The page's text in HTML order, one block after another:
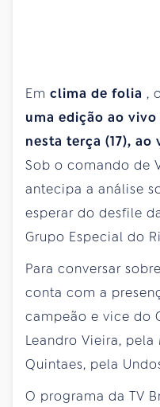
Em clima de folia ,
uma edição ao
nesta terça (17), ao
Sob o comando de
antecipa a análise
esperar do desfile
Grupo Especial do
Para conversar
conta com a
campeão e vice do
Leandro Vieira, pela
Quintaes, pela
O programa da TV